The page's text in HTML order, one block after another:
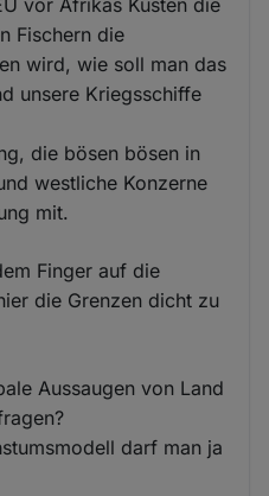
vor Afrikas Küsten die
Fischern die
wird, wie soll man das
unsere Kriegsschiffe
die bösen bösen in
westliche Konzerne
mit.
Finger auf die
die Grenzen dicht zu
Aussaugen von Land
darf man ja